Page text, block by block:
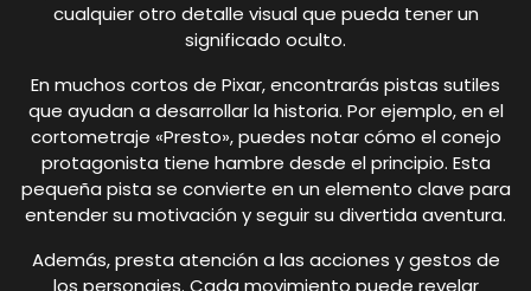
cualquier otro detalle visual que pueda tener un
significado oculto.
En muchos cortos de Pixar, encontrarás pistas sutiles
que ayudan a desarrollar la historia. Por ejemplo, en el
cortometraje «Presto», puedes notar cómo el conejo
protagonista tiene hambre desde el principio. Esta
pequeña pista se convierte en un elemento clave para
entender su motivación y seguir su divertida aventura.
Además, presta atención a las acciones y gestos de
los personajes. Cada movimiento puede revelar